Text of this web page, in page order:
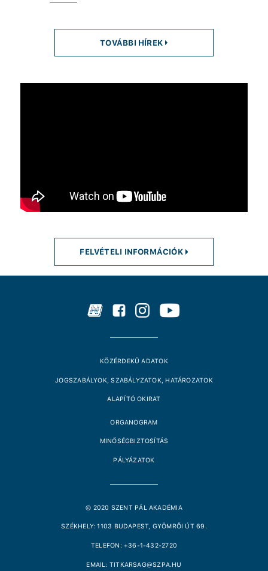
TOVÁBBI HÍREK
FELVÉTELI INFORMÁCIÓK
KÖZÉRDEKŰ ADATOK
JOGSZABÁLYOK, SZABÁLYZATOK, HATÁROZATOK
ALAPÍTÓ OKIRAT
ORGANOGRAM
MINŐSÉGBIZTOSÍTÁS
PÁLYÁZATOK
© 2020 SZENT PÁL AKADÉMIA
SZÉKHELY: 1103 BUDAPEST, GYÖMRŐI ÚT 69.
TELEFON: +36-1-432-2720
EMAIL: TITKARSAG@SZPA.HU